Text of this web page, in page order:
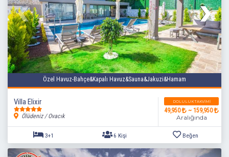
Özel Havuz-Bahçe&Kapalı Havuz&Sauna&Jakuzi&Hamam
Villa Elixir
Ölüdeniz / Ovacık
DOLULUK TAKVIMI
49,950 ~ 159,950
Aralığında